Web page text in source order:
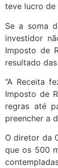
teve lucro de
Se a soma
investidor
Imposto de
resultado
“A Receita
Imposto de
regras até
preencher a
O diretor da
que os 500